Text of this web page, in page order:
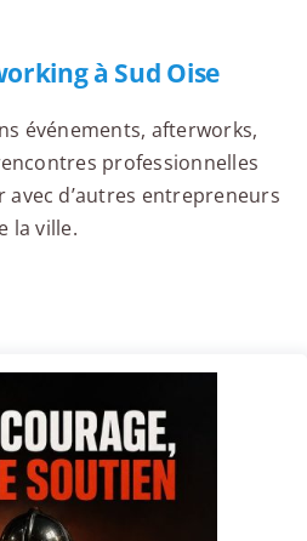
à Sud Oise
événements, afterworks,
professionnelles
avec d’autres entrepreneurs
la ville.